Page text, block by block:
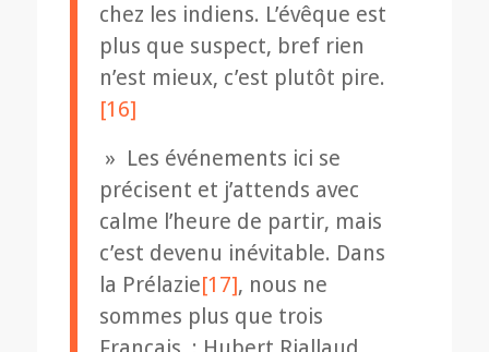
chez les indiens. L’évêque est
plus que suspect, bref rien
n’est mieux, c’est plutôt pire.
[16]
» Les événements ici se
précisent et j’attends avec
calme l’heure de partir, mais
c’est devenu inévitable. Dans
la Prélazie[17], nous ne
sommes plus que trois